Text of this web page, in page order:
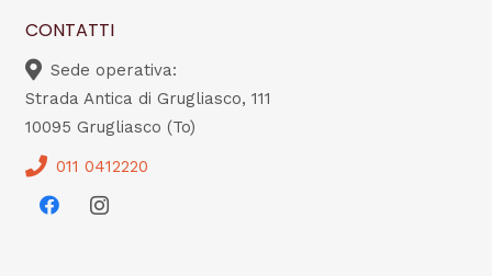
CONTATTI
Sede operativa:
Strada Antica di Grugliasco, 111
10095 Grugliasco (To)
011 0412220